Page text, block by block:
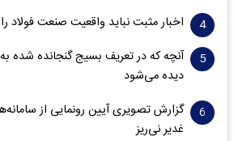
اخبار مثبت نباید واقعیت صنعت فولاد
آنچه که در تعریف بسیج گنجانده شده
دیده می‌شود
گزارش تصویری آیین رونمایی از
غدیر نی‌ریز